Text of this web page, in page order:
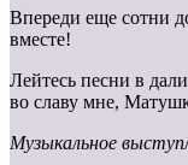
Впереди еще сотни
вместе!
Лейтесь песни в
во славу мне,
Музыкальное